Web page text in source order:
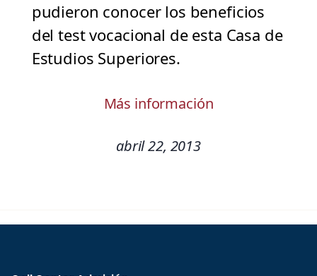
pudieron conocer los beneficios
del test vocacional de esta Casa de
Estudios Superiores.
Más información
abril 22, 2013